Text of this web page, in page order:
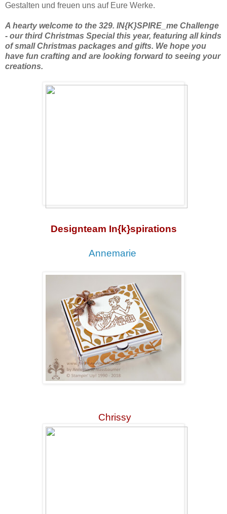
Gestalten und freuen uns auf Eure Werke.
A hearty welcome to the 329. IN{K}SPIRE_me Challenge
- our third Christmas Special this year, featuring all kinds
of small Christmas packages and gifts. We hope you
have fun crafting and are looking forward to seeing your
creations.
Designteam In{k}spirations
Annemarie
Chrissy